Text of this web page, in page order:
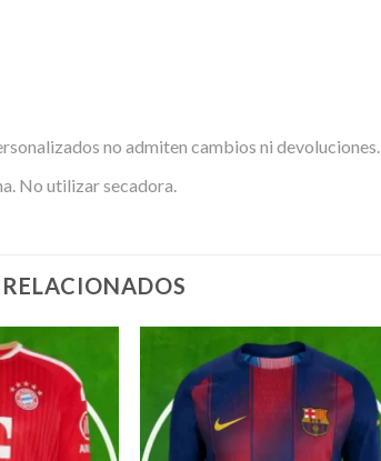
no admiten cambios ni devoluciones.
No utilizar secadora.